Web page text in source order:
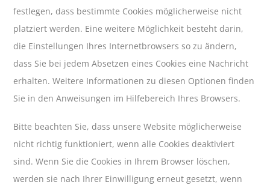
festlegen, dass bestimmte Cookies möglicherweise nicht
platziert werden. Eine weitere Möglichkeit besteht darin,
die Einstellungen Ihres Internetbrowsers so zu ändern,
dass Sie bei jedem Absetzen eines Cookies eine Nachricht
erhalten. Weitere Informationen zu diesen Optionen finden
Sie in den Anweisungen im Hilfebereich Ihres Browsers.
Bitte beachten Sie, dass unsere Website möglicherweise
nicht richtig funktioniert, wenn alle Cookies deaktiviert
sind. Wenn Sie die Cookies in Ihrem Browser löschen,
werden sie nach Ihrer Einwilligung erneut gesetzt, wenn